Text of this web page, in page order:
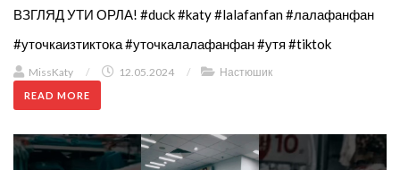
ВЗГЛЯД УТИ ОРЛА! #duck #katy #lalafanfan #лалафанфан
#уточкаизтиктока #уточкалалафанфан #утя #tiktok
MissKaty / 12.05.2024 / Настюшик
READ MORE